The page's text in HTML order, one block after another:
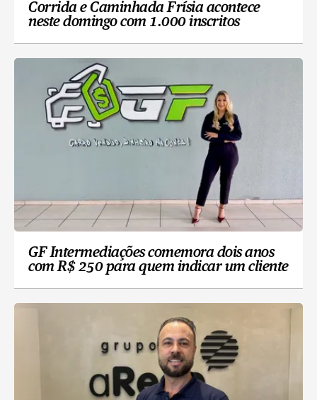
Corrida e Caminhada Frísia acontece
neste domingo com 1.000 inscritos
GF Intermediações comemora dois anos
com R$ 250 para quem indicar um cliente